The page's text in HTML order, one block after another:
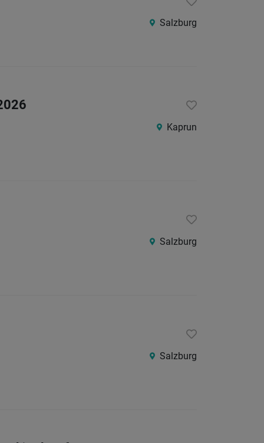
Salzburg
Kaprun
Salzburg
Salzburg